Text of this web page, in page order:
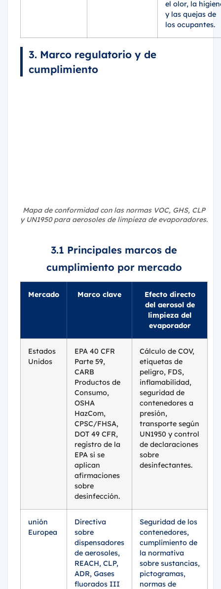
el olor, la
y las quejas de
los ocupantes.
3. Marco regulatorio y de
cumplimiento
Mapa de conformidad con las normas VOC, GHS, CLP
y UN1950 para aerosoles de limpieza de evaporadores.
3.1 Principales marcos de
cumplimiento por mercado
Mercado Marco clave
Efecto directo
del aerosol de
limpieza del
evaporador
Estados
Unidos
EPA 40 CFR
Parte 59,
CARB
Productos de
Consumo,
OSHA
HazCom,
CPSC/FHSA,
DOT 49 CFR,
registro de la
EPA si se
aplican
afirmaciones
sobre
desinfección.
Cálculo de COV,
etiquetas de
peligro, FDS,
inflamabilidad,
seguridad de
contenedores a
presión,
transporte según
UN1950 y control
de declaraciones
sobre
desinfectantes.
unión
Europea
Directiva
sobre
dispensadores
de aerosoles,
REACH, CLP,
ADR, Gases
fluorados III
Seguridad de los
contenedores,
cumplimiento de
la normativa
sobre sustancias,
pictogramas,
normas de